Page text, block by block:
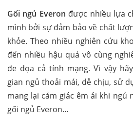
Gối ngủ Everon được nhiều lựa
mình bởi sự đảm bảo về chất
khỏe. Theo nhiều nghiên cứu
đến nhiều hậu quả vô cùng
đe dọa cả tính mạng. Vì vậy
gian ngủ thoải mái, dễ chịu, sử
mang lại cảm giác êm ái khi ngủ
gối ngủ Everon…